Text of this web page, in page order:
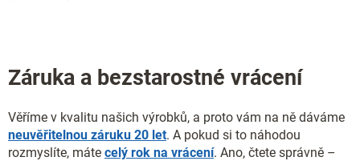
Záruka a bezstarostné vrácení
Věříme v kvalitu našich výrobků, a proto vám na ně dáváme
neuvěřitelnou záruku 20 let. A pokud si to náhodou
rozmyslíte, máte celý rok na vrácení. Ano, čtete správně –